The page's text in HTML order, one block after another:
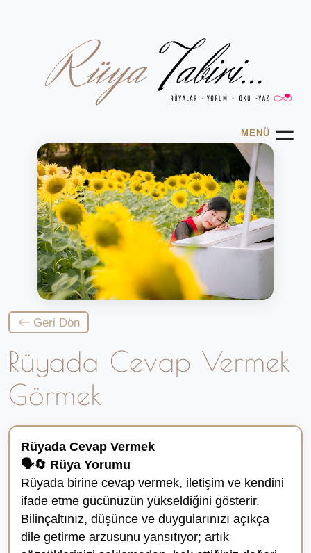
MENÜ ☰
Geri Dön
Rüyada Cevap Vermek
Görmek
Rüyada Cevap Vermek
🗣️🔄 Rüya Yorumu
Rüyada birine cevap vermek, iletişim ve kendini
ifade etme gücünüzün yükseldiğini gösterir.
Bilinçaltınız, düşünce ve duygularınızı açıkça
dile getirme arzusunu yansıtıyor; artık